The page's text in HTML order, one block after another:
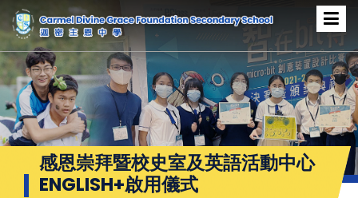
感恩崇拜暨校史室及英語活動中心
ENGLISH+啟用儀式